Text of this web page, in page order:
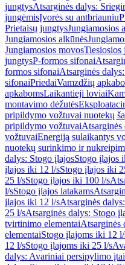
jungtysAtsarginės dalys:
jungėmisĮvorės su antbriauniu
Prietaisų jungtysJungiamosios
Jungiamosios alkūnės
Jungiamosios movosTiesiosios
jungtysP-formos sifonai
formos sifonaiAtsarginės
sifonaiPriedaiVamzdžių
apkabomsLaikantieji loviai
montavimo dėžutės
pripildymo vožtuvai nuotekų
pripildymo vožtuvai
vožtuvaiEnergiją sulaikantys
nuotekų surinkimo ir
dalys: Stogo įlajosStogo įlajos
įlajos iki 12 l/sStogo įlajos iki
25 l/sStogo įlajos iki 100 l/s
l/sStogo įlajos latakams
įlajos iki 12 l/sAtsarginės
25 l/sAtsarginės dalys: Stogo
tvirtinimo elementaiAtsarginės
elementaiStogo įlajoms iki 12
12 l/sStogo įlajoms iki 25 l/s
dalys: Avariniai persipylimo